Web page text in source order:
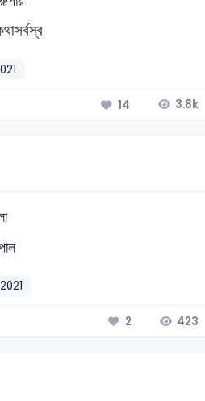
14 3.8k
2021
2 423